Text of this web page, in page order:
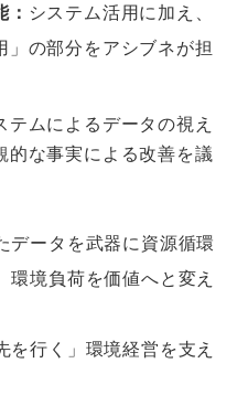
システム活用に加え、
の部分をアシブネが担
テムによるデータの視え
的な事実による改善を議
データを武器に資源循環
環境負荷を価値へと変え
行く」環境経営を支え